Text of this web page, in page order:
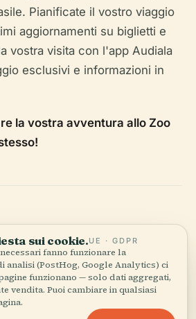
Pianificate il vostro viaggio
aggiornamenti su biglietti e
vostra visita con l'app Audiala
esclusivi e informazioni in
la vostra avventura allo Zoo
completa nell'app
analisi (PostHog, Google Analytics) ci
funzionano — solo dati aggregati,
vendita. Puoi cambiare in qualsiasi
Rifiuta tutto Accetta tutto